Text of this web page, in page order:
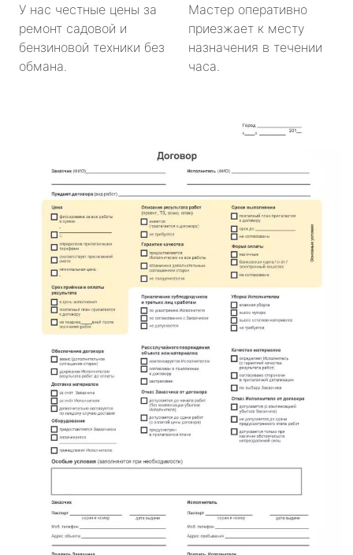
У нас честные цены за
ремонт садовой и
бензиновой техники без
обмана.
Мастер оперативно
приезжает к месту
назначения в течении
часа.